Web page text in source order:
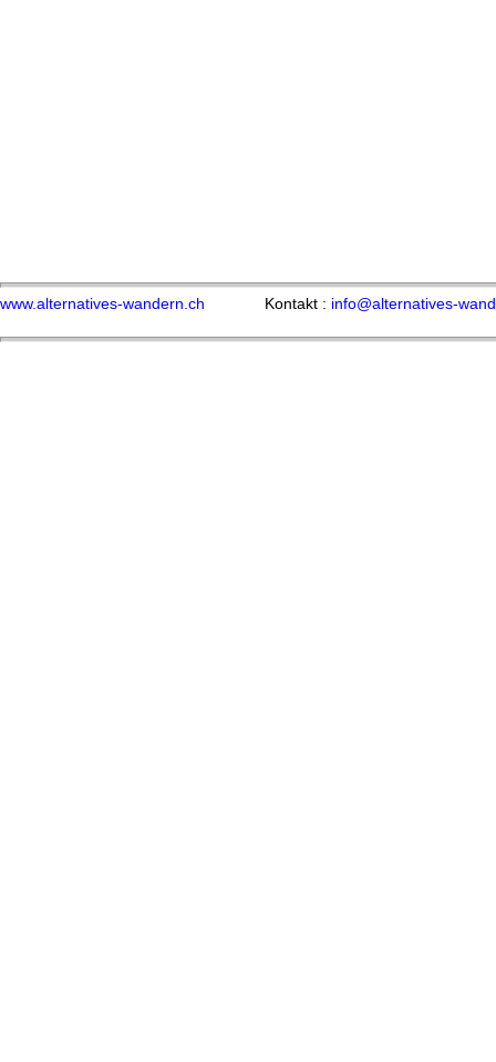
www.alternatives-wandern.ch Kontakt : info@alternatives-